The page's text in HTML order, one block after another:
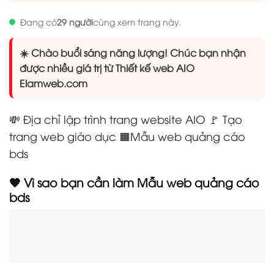
Đang có29 ngườicùng xem trang này.
☀️ Chào buổi sáng năng lượng! Chúc bạn nhận
được nhiều giá trị từ Thiết kế web AIO
Elamweb.com
💸 Địa chỉ lập trình trang website AIO 🚩 Tạo
trang web giáo dục 🟧Mẫu web quảng cáo
bds
🧡 Vì sao bạn cần làm Mẫu web quảng cáo
bds